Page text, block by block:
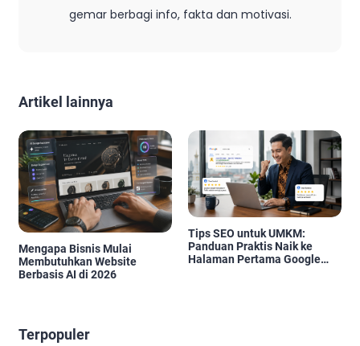
gemar berbagi info, fakta dan motivasi.
Artikel lainnya
Mengapa Bisnis Mulai
Membutuhkan Website
Berbasis AI di 2026
Tips SEO untuk UMKM:
Panduan Praktis Naik ke
Halaman Pertama Google
Terpopuler